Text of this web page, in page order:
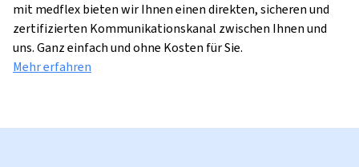
mit medflex bieten wir Ihnen einen direkten, sicheren und
zertifizierten Kommunikationskanal zwischen Ihnen und
uns. Ganz einfach und ohne Kosten für Sie.
Mehr erfahren